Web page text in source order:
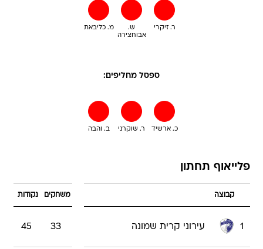
מ. כליבאת
ש.
אבוחצירה
ר. זיקרי
ספסל מחליפים:
ב. והבה ר. שוקרני כ. ארשיד
פלייאוף תחתון
קבוצה משחקים נקודות
1 עירוני קרית שמונה 33
45